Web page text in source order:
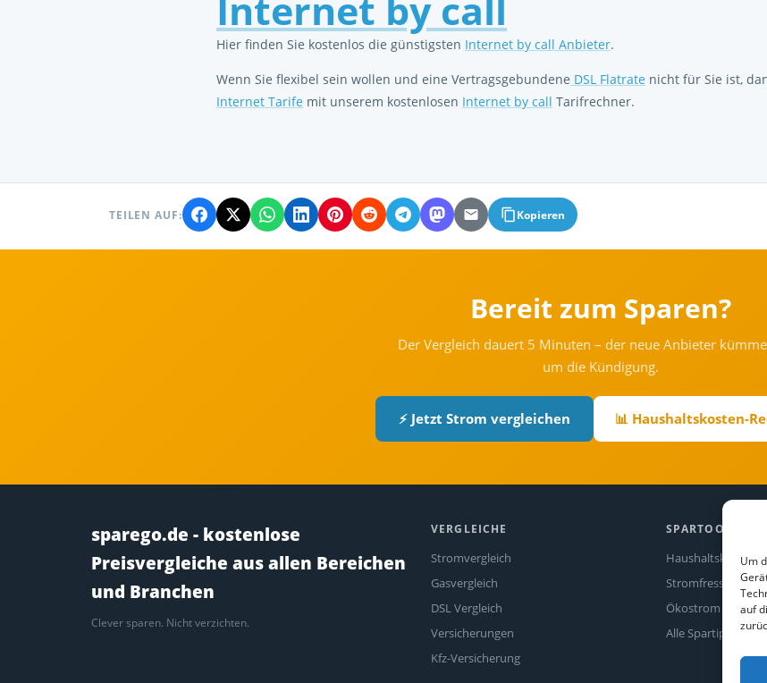
Um
auf
Hier finden Sie kostenlos die günstigsten Internet by call Anbieter.
Wenn Sie flexibel sein wollen und eine Vertragsgebundene DSL Flatrate nicht für Sie ist,
Internet Tarife mit unserem kostenlosen Internet by call Tarifrechner.
TEILEN AUF: Kopieren
Bereit zum Sparen?
Der Vergleich dauert 5 Minuten – der neue Anbieter
um die Kündigung.
⚡ Jetzt Strom vergleichen 📊 Haushaltskosten-
sparego.de - kostenlose
Preisvergleiche aus allen Bereichen
und Branchen
Clever sparen. Nicht verzichten.
VERGLEICHE
Stromvergleich
Gasvergleich
DSL Vergleich
Versicherungen
Kfz-Versicherung
SPARTOOLS
Haushaltskosten-
Stromfresser-
Ökostrom
Alle Spartipps